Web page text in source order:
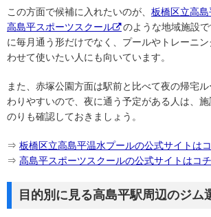
この方面で候補に入れたいのが、 板橋区立高
高島平スポーツスクール
のような地域施設
に毎月通う形だけでなく、プールやトレーニ
わせて使いたい人にも向いています。
また、赤塚公園方面は駅前と比べて夜の帰宅
わりやすいので、夜に通う予定がある人は、
のりも確認しておきましょう。
⇒ 板橋区立高島平温水プールの公式サイトは
⇒ 高島平スポーツスクールの公式サイトはコ
目的別に見る高島平駅周辺のジム